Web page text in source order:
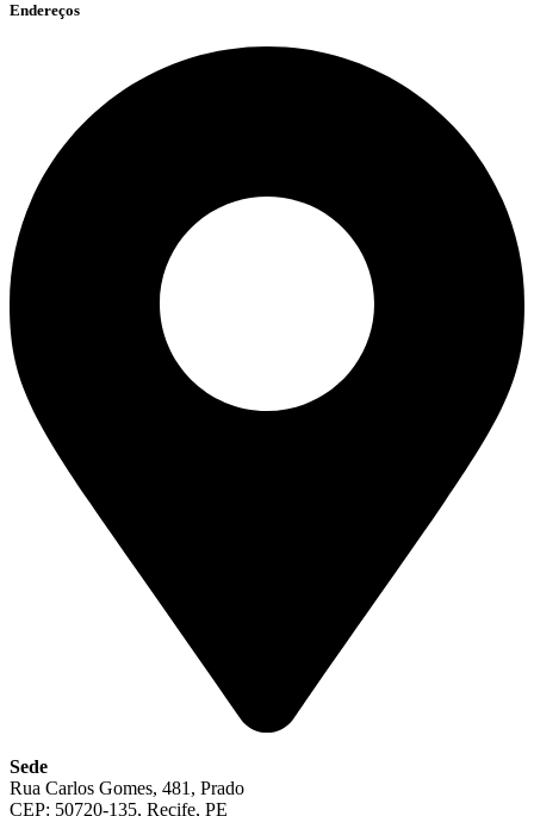
Endereços
Sede
Rua Carlos Gomes, 481, Prado
CEP: 50720-135, Recife, PE